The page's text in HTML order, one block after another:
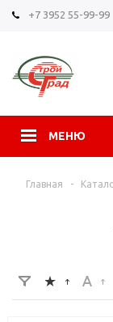
+7 3952 55-99-99
МЕНЮ
Главная -